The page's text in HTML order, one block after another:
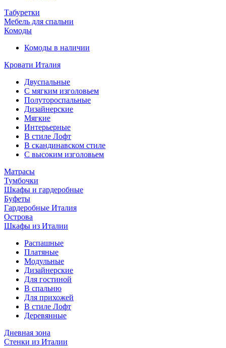
Табуретки
Мебель для спальни
Комоды
Комоды в наличии
Кровати Италия
Двуспальные
С мягким изголовьем
Полутороспальные
Дизайнерские
Мягкие
Интерьерные
В стиле Лофт
В скандинавском стиле
С высоким изголовьем
Матрасы
Тумбочки
Шкафы и гардеробные
Буфеты
Гардеробные Италия
Острова
Шкафы из Италии
Распашные
Платяные
Модульные
Дизайнерские
Для гостиной
В спальню
Для прихожей
В стиле Лофт
Деревянные
Дневная зона
Стенки из Италии